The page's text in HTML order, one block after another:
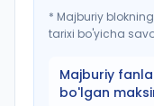
* Majburiy
tarixi bo'yicha
Majburiy
bo'lgan